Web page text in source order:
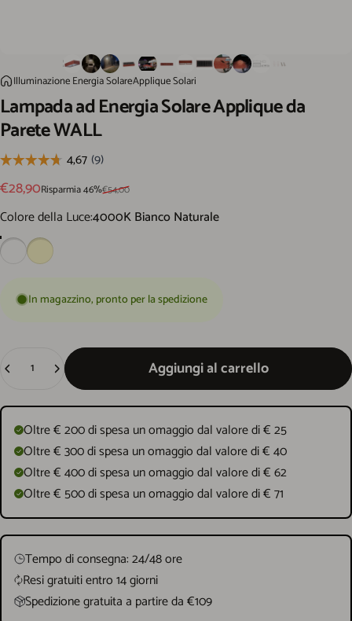
HomeIlluminazione Energia SolareApplique Solari
Lampada ad Energia Solare Applique da Parete WALL
LampadaadEnergiaSolareAppliqueda
PareteWALL
Prezzo scontato
€28,90Risparmia 46%
Prezzo di listino €54,00
Colore della Luce
Colore della Luce:4000K Bianco Naturale
In magazzino, pronto per la spedizione
Aggiungi al carrello
Oltre € 200 di spesa un omaggio dal valore di € 25
Oltre € 300 di spesa un omaggio dal valore di € 40
Oltre € 400 di spesa un omaggio dal valore di € 62
Oltre € 500 di spesa un omaggio dal valore di € 71
Tempo di consegna: 24/48 ore
Resi gratuiti entro 14 giorni
Spedizione gratuita a partire da €109